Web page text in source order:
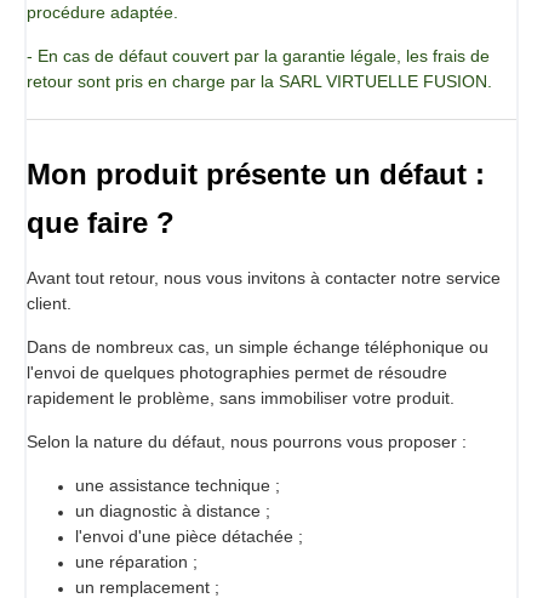
procédure adaptée.
- En cas de défaut couvert par la garantie légale, les frais de
retour sont pris en charge par la SARL VIRTUELLE FUSION.
Mon produit présente un défaut :
que faire ?
Avant tout retour, nous vous invitons à contacter notre service
client.
Dans de nombreux cas, un simple échange téléphonique ou
l'envoi de quelques photographies permet de résoudre
rapidement le problème, sans immobiliser votre produit.
Selon la nature du défaut, nous pourrons vous proposer :
une assistance technique ;
un diagnostic à distance ;
l'envoi d'une pièce détachée ;
une réparation ;
un remplacement ;